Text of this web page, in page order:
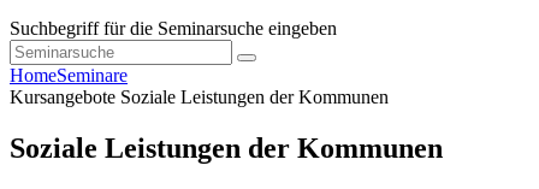
Suchbegriff für die Seminarsuche eingeben
HomeSeminare
Kursangebote Soziale Leistungen der Kommunen
Soziale Leistungen der Kommunen